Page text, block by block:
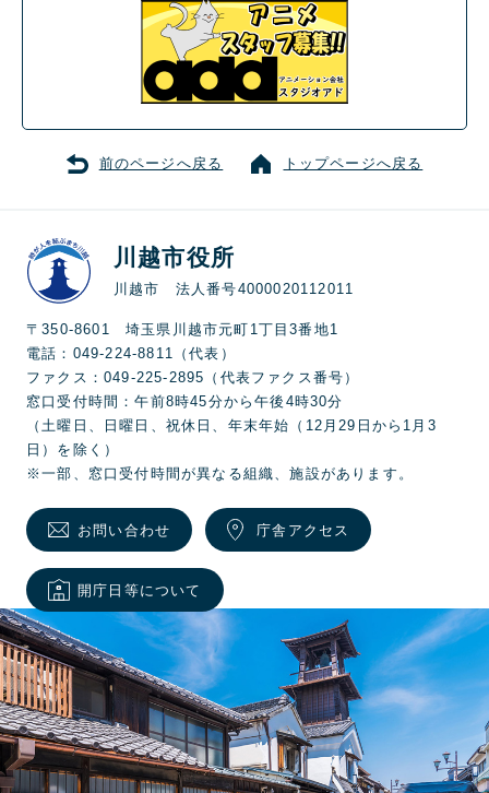
前のページへ戻る トップページへ戻る
川越市役所
川越市 法人番号4000020112011
〒350-8601 埼玉県川越市元町1丁目3番地1
電話：049-224-8811（代表）
ファクス：049-225-2895（代表ファクス番号）
窓口受付時間：午前8時45分から午後4時30分
（土曜日、日曜日、祝休日、年末年始（12月29日から1月3
日）を除く）
※一部、窓口受付時間が異なる組織、施設があります。
お問い合わせ 庁舎アクセス
開庁日等について